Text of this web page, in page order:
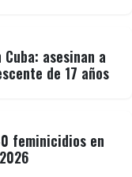
asesinan a
de 17 años
feminicidios en